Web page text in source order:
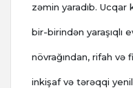
zəmin yaradıb.
bir-birindən yaraşıqlı
növrağından, rifah və
inkişaf və tərəqqi